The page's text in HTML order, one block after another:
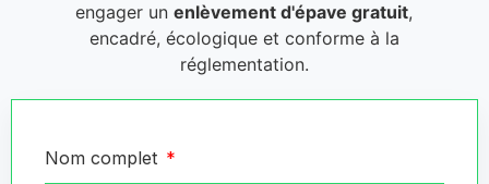
engager unenlèvement d'épave gratuit,
encadré, écologique et conforme à la
réglementation.
Nom complet